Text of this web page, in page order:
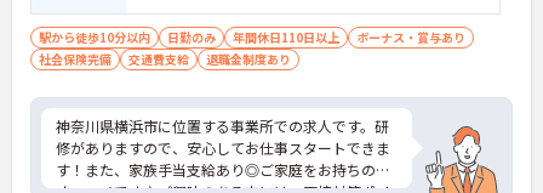
駅から徒歩10分以内 日勤のみ 年間休日110日以上
ボーナス・賞与あり
社会保険完備
交通費支給 退職金制度あり
神奈川県横浜市に位置する事業所での求人です。研
修がありますので、安心してお仕事スタートできま
す！また、家族手当支給あり◎ご家庭をお持ちの方